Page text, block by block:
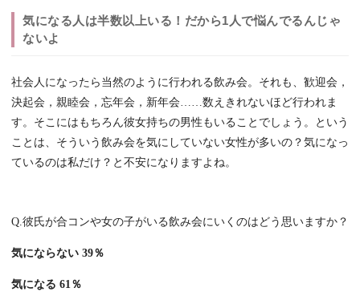
気になる人は半数以上いる！だから1人で悩んでるんじゃ
ないよ
社会人になったら当然のように行われる飲み会。それも、歓迎会，
決起会，親睦会，忘年会，新年会……数えきれないほど行われま
す。そこにはもちろん彼女持ちの男性もいることでしょう。という
ことは、そういう飲み会を気にしていない女性が多いの？気になっ
ているのは私だけ？と不安になりますよね。
Q.彼氏が合コンや女の子がいる飲み会にいくのはどう思いますか？
気にならない 39％
気になる 61％